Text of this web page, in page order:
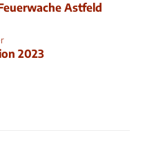
Astfeld
2023